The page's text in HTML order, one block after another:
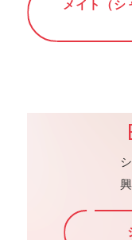
メイト（シ